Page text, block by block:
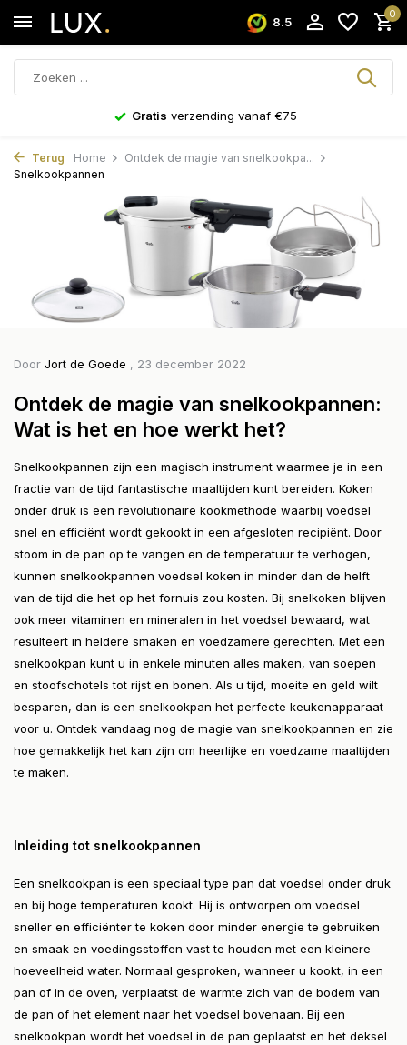
8.5
0
Niet goed?Geld terug!
Terug Home
Ontdek de magie van snelkookpa...
Snelkookpannen
Door Jort de Goede , 23 december 2022
Ontdek de magie van snelkookpannen:
Wat is het en hoe werkt het?
Snelkookpannen zijn een magisch instrument waarmee je in een
fractie van de tijd fantastische maaltijden kunt bereiden. Koken
onder druk is een revolutionaire kookmethode waarbij voedsel
snel en efficiënt wordt gekookt in een afgesloten recipiënt. Door
stoom in de pan op te vangen en de temperatuur te verhogen,
kunnen snelkookpannen voedsel koken in minder dan de helft
van de tijd die het op het fornuis zou kosten. Bij snelkoken blijven
ook meer vitaminen en mineralen in het voedsel bewaard, wat
resulteert in heldere smaken en voedzamere gerechten. Met een
snelkookpan kunt u in enkele minuten alles maken, van soepen
en stoofschotels tot rijst en bonen. Als u tijd, moeite en geld wilt
besparen, dan is een snelkookpan het perfecte keukenapparaat
voor u. Ontdek vandaag nog de magie van snelkookpannen en zie
hoe gemakkelijk het kan zijn om heerlijke en voedzame maaltijden
te maken.
Inleiding tot snelkookpannen
Een snelkookpan is een speciaal type pan dat voedsel onder druk
en bij hoge temperaturen kookt. Hij is ontworpen om voedsel
sneller en efficiënter te koken door minder energie te gebruiken
en smaak en voedingsstoffen vast te houden met een kleinere
hoeveelheid water. Normaal gesproken, wanneer u kookt, in een
pan of in de oven, verplaatst de warmte zich van de bodem van
de pan of het element naar het voedsel bovenaan. Bij een
snelkookpan wordt het voedsel in de pan geplaatst en het deksel